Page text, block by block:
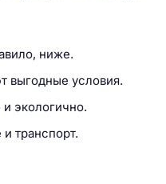
ниже.
выгодные условия.
экологично.
транспорт.